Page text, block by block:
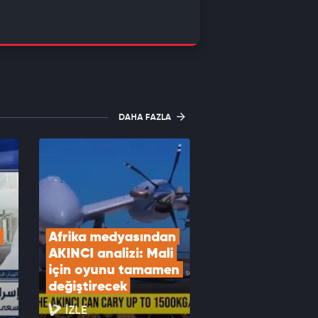
DAHA FAZLA
Afrika medyasından
AKINCI analizi: Mali
için oyunu tamamen
değiştirecek
İZLE